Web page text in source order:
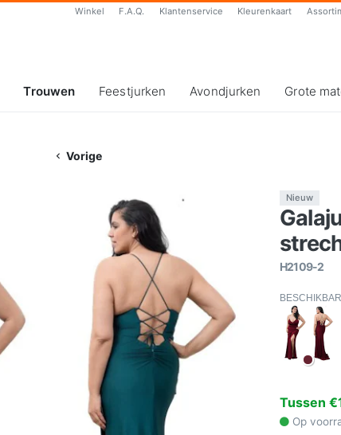
Winkel F.A.Q. Klantenservice Kleurenkaart
Trouwen Feestjurken Avondjurken Grote
Vorige
Nieuw
H2109-2
Tussen
Op